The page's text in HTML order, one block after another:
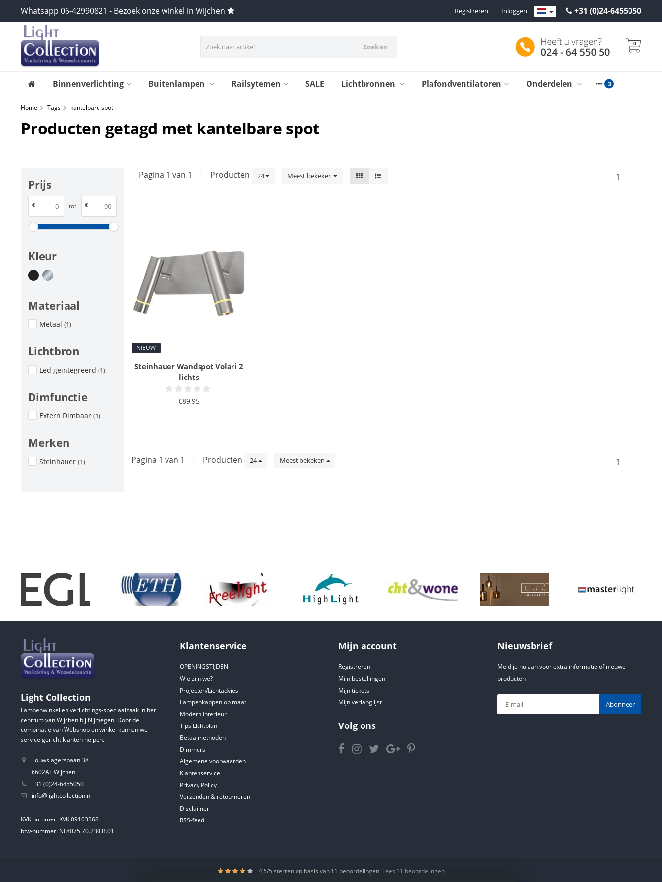
Whatsapp 06-42990821 - Bezoek onze winkel in Wijchen +31 (0)24-6455050
Inloggen
|
Registreren
Zoeken 0
Binnenverlichting Buitenlampen Railsytemen SALE Lichtbronnen Plafondventilatoren Onderdelen
Home Tags kantelbare spot
Producten getagd met kantelbare spot
Prijs
€ tot €
Kleur
Materiaal
Metaal (1)
Lichtbron
Led geïntegreerd (1)
Dimfunctie
Extern Dimbaar (1)
Merken
Steinhauer (1)
Pagina 1 van 1 | Producten 24 Meest bekeken 1
NIEUW
Steinhauer Wandspot Volari 2
lichts
€89,95
Pagina 1 van 1 | Producten 24 Meest bekeken 1
Light Collection
Lampenwinkel en verlichtings-speciaalzaak in het
centrum van Wijchen bij Nijmegen. Door de
combinatie van Webshop en winkel kunnen we
service gericht klanten helpen.
Touwslagersbaan 38
6602AL Wijchen
+31 (0)24-6455050
info@lightcollection.nl
KVK nummer: KVK 09103368
btw-nummer: NL8075.70.230.B.01
Klantenservice
OPENINGSTIJDEN
Wie zijn we?
Projecten/Lichtadvies
Lampenkappen op maat
Modern Interieur
Tips Lichtplan
Betaalmethoden
Dimmers
Algemene voorwaarden
Klantenservice
Privacy Policy
Verzenden & retourneren
Disclaimer
RSS-feed
Mijn account
Registreren
Mijn bestellingen
Mijn tickets
Mijn verlanglijst
Volg ons
Nieuwsbrief
Meld je nu aan voor extra informatie of nieuwe
producten
Abonneer
4.5/5 sterren op basis van 11 beoordelingen. Lees 11 beoordelingen